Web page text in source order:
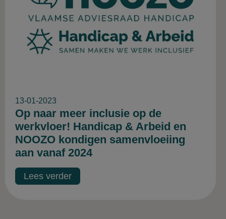
13-01-2023
Op naar meer inclusie op de
werkvloer! Handicap & Arbeid en
NOOZO kondigen samenvloeiing
aan vanaf 2024
Lees verder